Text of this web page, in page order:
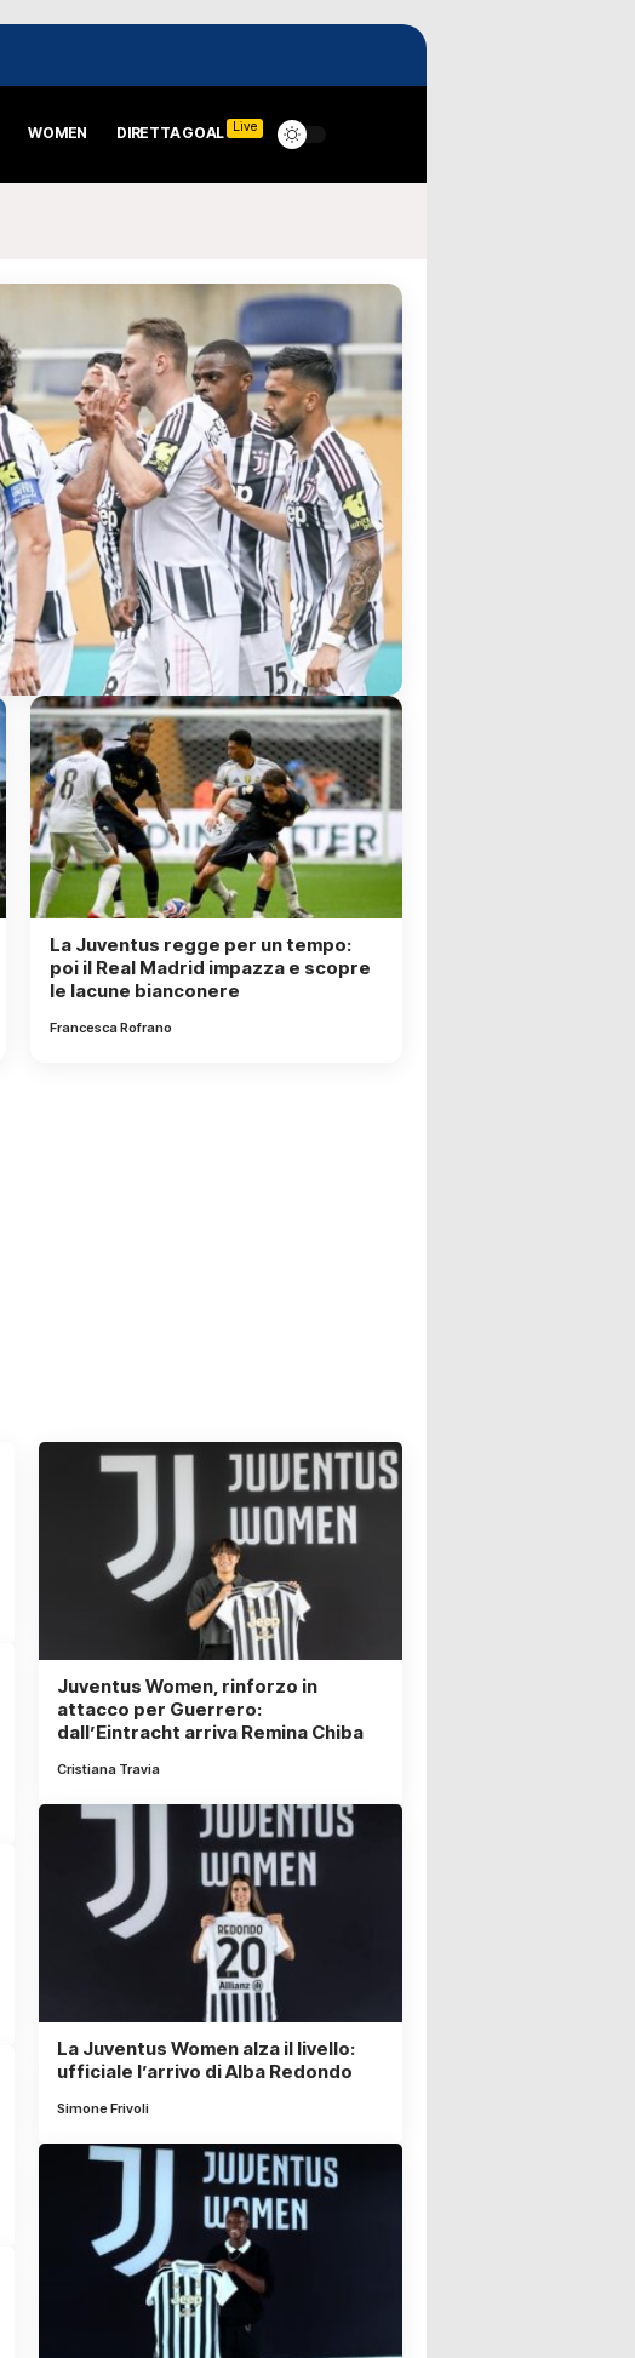
WOMEN DIRETTA GOAL Live
La Juventus regge per un tempo:
poi il Real Madrid impazza e scopre
le lacune bianconere
Francesca Rofrano
Juventus Women, rinforzo in
attacco per Guerrero:
dall’Eintracht arriva Remina Chiba
Cristiana Travia
La Juventus Women alza il livello:
ufficiale l’arrivo di Alba Redondo
Simone Frivoli